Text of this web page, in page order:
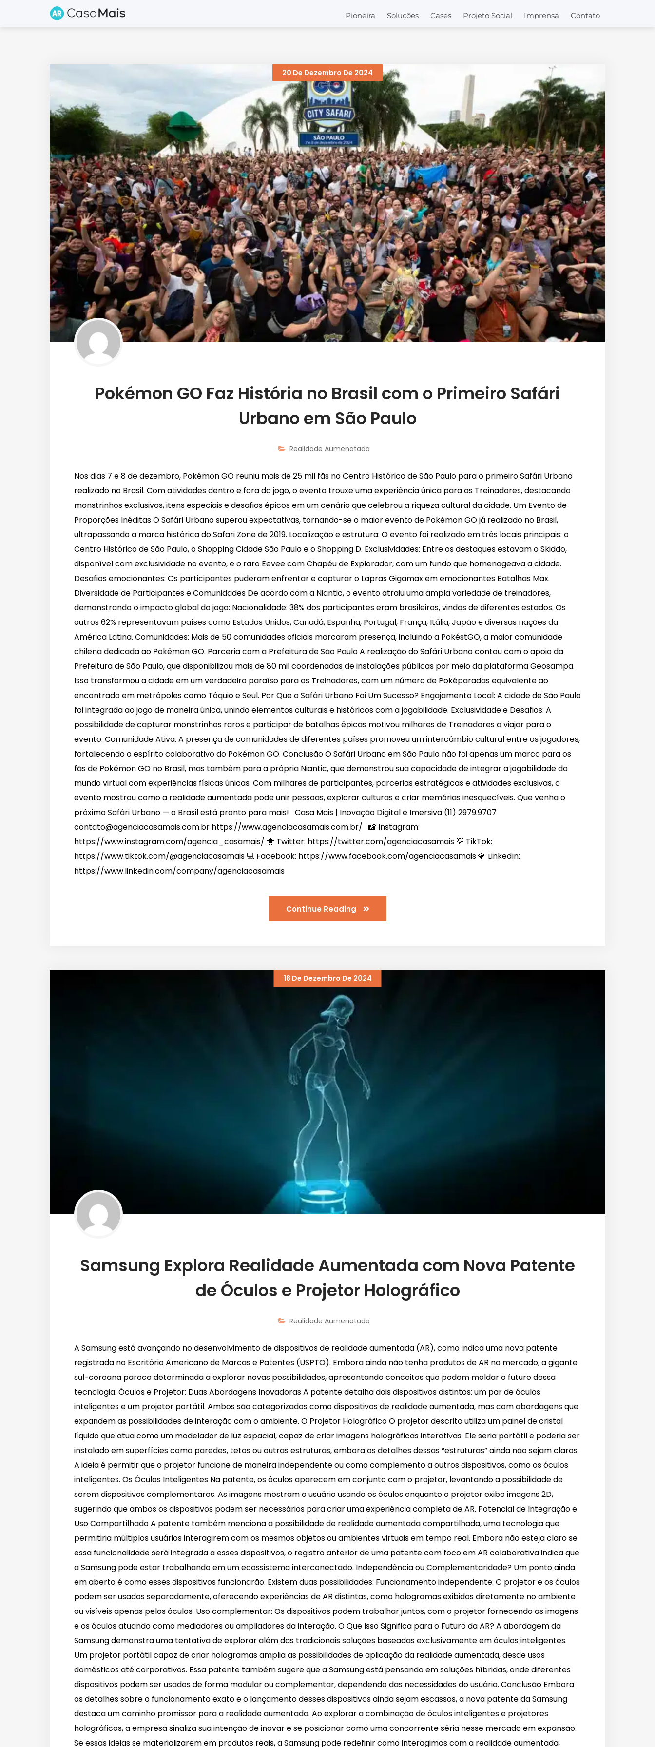
Pioneira Soluções Cases Projeto Social Imprensa Contato
20 De Dezembro De 2024
Pokémon GO Faz História no Brasil com o Primeiro Safári
Urbano em São Paulo
Realidade Aumenatada
Nos dias 7 e 8 de dezembro, Pokémon GO reuniu mais de 25 mil fãs no Centro Histórico de São Paulo para o primeiro Safári Urbano
realizado no Brasil. Com atividades dentro e fora do jogo, o evento trouxe uma experiência única para os Treinadores, destacando
monstrinhos exclusivos, itens especiais e desafios épicos em um cenário que celebrou a riqueza cultural da cidade. Um Evento de
Proporções Inéditas O Safári Urbano superou expectativas, tornando-se o maior evento de Pokémon GO já realizado no Brasil,
ultrapassando a marca histórica do Safari Zone de 2019. Localização e estrutura: O evento foi realizado em três locais principais: o
Centro Histórico de São Paulo, o Shopping Cidade São Paulo e o Shopping D. Exclusividades: Entre os destaques estavam o Skiddo,
disponível com exclusividade no evento, e o raro Eevee com Chapéu de Explorador, com um fundo que homenageava a cidade.
Desafios emocionantes: Os participantes puderam enfrentar e capturar o Lapras Gigamax em emocionantes Batalhas Max.
Diversidade de Participantes e Comunidades De acordo com a Niantic, o evento atraiu uma ampla variedade de treinadores,
demonstrando o impacto global do jogo: Nacionalidade: 38% dos participantes eram brasileiros, vindos de diferentes estados. Os
outros 62% representavam países como Estados Unidos, Canadá, Espanha, Portugal, França, Itália, Japão e diversas nações da
América Latina. Comunidades: Mais de 50 comunidades oficiais marcaram presença, incluindo a PokéstGO, a maior comunidade
chilena dedicada ao Pokémon GO. Parceria com a Prefeitura de São Paulo A realização do Safári Urbano contou com o apoio da
Prefeitura de São Paulo, que disponibilizou mais de 80 mil coordenadas de instalações públicas por meio da plataforma Geosampa.
Isso transformou a cidade em um verdadeiro paraíso para os Treinadores, com um número de Poképaradas equivalente ao
encontrado em metrópoles como Tóquio e Seul. Por Que o Safári Urbano Foi Um Sucesso? Engajamento Local: A cidade de São Paulo
foi integrada ao jogo de maneira única, unindo elementos culturais e históricos com a jogabilidade. Exclusividade e Desafios: A
possibilidade de capturar monstrinhos raros e participar de batalhas épicas motivou milhares de Treinadores a viajar para o
evento. Comunidade Ativa: A presença de comunidades de diferentes países promoveu um intercâmbio cultural entre os jogadores,
fortalecendo o espírito colaborativo do Pokémon GO. Conclusão O Safári Urbano em São Paulo não foi apenas um marco para os
fãs de Pokémon GO no Brasil, mas também para a própria Niantic, que demonstrou sua capacidade de integrar a jogabilidade do
mundo virtual com experiências físicas únicas. Com milhares de participantes, parcerias estratégicas e atividades exclusivas, o
evento mostrou como a realidade aumentada pode unir pessoas, explorar culturas e criar memórias inesquecíveis. Que venha o
próximo Safári Urbano — o Brasil está pronto para mais! Casa Mais | Inovação Digital e Imersiva (11) 2979.9707
contato@agenciacasamais.com.br https://www.agenciacasamais.com.br/ 📸 Instagram:
https://www.instagram.com/agencia_casamais/ 🐥 Twitter: https://twitter.com/agenciacasamais 💡 TikTok:
https://www.tiktok.com/@agenciacasamais 💻 Facebook: https://www.facebook.com/agenciacasamais 💎 LinkedIn:
https://www.linkedin.com/company/agenciacasamais
Continue Reading
18 De Dezembro De 2024
Samsung Explora Realidade Aumentada com Nova Patente
de Óculos e Projetor Holográfico
Realidade Aumenatada
A Samsung está avançando no desenvolvimento de dispositivos de realidade aumentada (AR), como indica uma nova patente
registrada no Escritório Americano de Marcas e Patentes (USPTO). Embora ainda não tenha produtos de AR no mercado, a gigante
sul-coreana parece determinada a explorar novas possibilidades, apresentando conceitos que podem moldar o futuro dessa
tecnologia. Óculos e Projetor: Duas Abordagens Inovadoras A patente detalha dois dispositivos distintos: um par de óculos
inteligentes e um projetor portátil. Ambos são categorizados como dispositivos de realidade aumentada, mas com abordagens que
expandem as possibilidades de interação com o ambiente. O Projetor Holográfico O projetor descrito utiliza um painel de cristal
líquido que atua como um modelador de luz espacial, capaz de criar imagens holográficas interativas. Ele seria portátil e poderia ser
instalado em superfícies como paredes, tetos ou outras estruturas, embora os detalhes dessas “estruturas” ainda não sejam claros.
A ideia é permitir que o projetor funcione de maneira independente ou como complemento a outros dispositivos, como os óculos
inteligentes. Os Óculos Inteligentes Na patente, os óculos aparecem em conjunto com o projetor, levantando a possibilidade de
serem dispositivos complementares. As imagens mostram o usuário usando os óculos enquanto o projetor exibe imagens 2D,
sugerindo que ambos os dispositivos podem ser necessários para criar uma experiência completa de AR. Potencial de Integração e
Uso Compartilhado A patente também menciona a possibilidade de realidade aumentada compartilhada, uma tecnologia que
permitiria múltiplos usuários interagirem com os mesmos objetos ou ambientes virtuais em tempo real. Embora não esteja claro se
essa funcionalidade será integrada a esses dispositivos, o registro anterior de uma patente com foco em AR colaborativa indica que
a Samsung pode estar trabalhando em um ecossistema interconectado. Independência ou Complementaridade? Um ponto ainda
em aberto é como esses dispositivos funcionarão. Existem duas possibilidades: Funcionamento independente: O projetor e os óculos
podem ser usados separadamente, oferecendo experiências de AR distintas, como hologramas exibidos diretamente no ambiente
ou visíveis apenas pelos óculos. Uso complementar: Os dispositivos podem trabalhar juntos, com o projetor fornecendo as imagens
e os óculos atuando como mediadores ou ampliadores da interação. O Que Isso Significa para o Futuro da AR? A abordagem da
Samsung demonstra uma tentativa de explorar além das tradicionais soluções baseadas exclusivamente em óculos inteligentes.
Um projetor portátil capaz de criar hologramas amplia as possibilidades de aplicação da realidade aumentada, desde usos
domésticos até corporativos. Essa patente também sugere que a Samsung está pensando em soluções híbridas, onde diferentes
dispositivos podem ser usados de forma modular ou complementar, dependendo das necessidades do usuário. Conclusão Embora
os detalhes sobre o funcionamento exato e o lançamento desses dispositivos ainda sejam escassos, a nova patente da Samsung
destaca um caminho promissor para a realidade aumentada. Ao explorar a combinação de óculos inteligentes e projetores
holográficos, a empresa sinaliza sua intenção de inovar e se posicionar como uma concorrente séria nesse mercado em expansão.
Se essas ideias se materializarem em produtos reais, a Samsung pode redefinir como interagimos com a realidade aumentada,